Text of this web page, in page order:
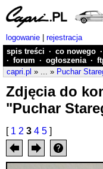
logowanie
rejestracja
spis treści · co nowego ·
· forum · ogłoszenia ·
capri.pl » ... » Puchar
Zdjęcia do
"Puchar
[ 1 2 3 4 5 ]